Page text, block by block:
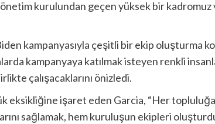
kurulundan geçen yüksek bir kadromuz
kampanyasıyla çeşitli bir ekip oluşturma
kampanyaya katılmak isteyen renkli
çalışacaklarını önizledi.
eksikliğine işaret eden Garcia, “Her
sağlamak, hem kuruluşun ekipleri